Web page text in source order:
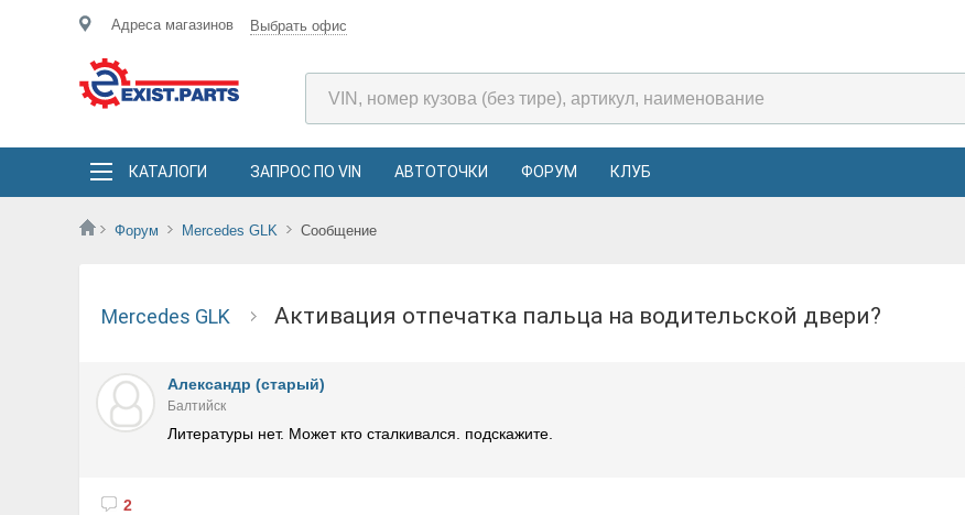
Адреса магазинов Выбрать офис
КАТАЛОГИ ЗАПРОС ПО VIN АВТОТОЧКИ ФОРУМ КЛУБ
Форум Mercedes GLK Сообщение
Mercedes GLK активация отпечатка пальца на водительской двери?
Александр (старый)
Балтийск
Литературы нет. Может кто сталкивался. подскажите.
2